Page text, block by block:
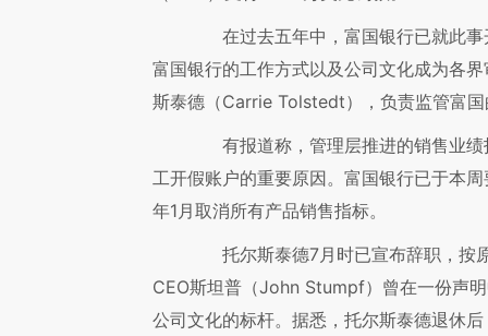
在过去五年中，富国银行已就此事
富国银行的工作方式以及公司文化成为各
斯泰德（Carrie Tolstedt），负责监管富
有报道称，管理层推进的销售业绩
工开假账户的重要原因。富国银行已于本
年1月取消所有产品销售指标。
托尔斯泰德7月时已宣布辞职，按
CEO斯坦普（John Stumpf）曾在一份声
公司文化的标杆。据悉，托尔斯泰德退休